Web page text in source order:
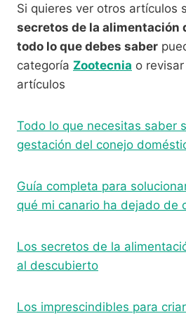
Si quieres ver otros artículos
secretos de la alimentación
todo lo que debes saber
categoría Zootecnia o
artículos
Todo lo que necesitas saber
gestación del conejo
Guía completa para
qué mi canario ha dejado de
Los secretos de la
al descubierto
Los imprescindibles para